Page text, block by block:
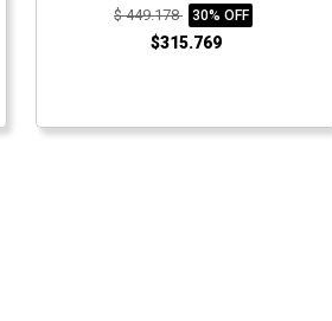
$ 449.178 30% OFF
$315.769